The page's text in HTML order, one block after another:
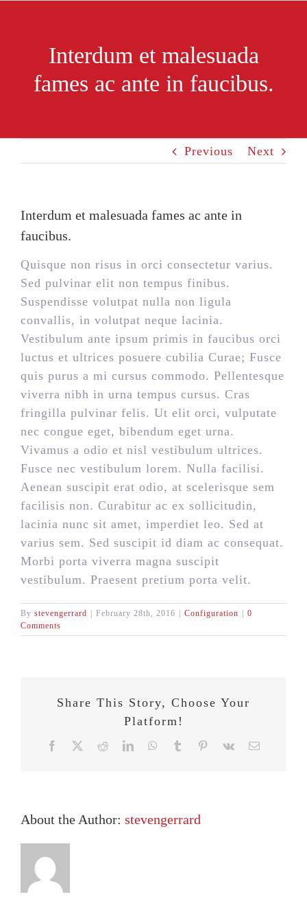
Interdum et malesuada
fames ac ante in faucibus.
Previous Next
Interdum et malesuada fames ac ante in
faucibus.
Quisque non risus in orci consectetur varius.
Sed pulvinar elit non tempus finibus.
Suspendisse volutpat nulla non ligula
convallis, in volutpat neque lacinia.
Vestibulum ante ipsum primis in faucibus orci
luctus et ultrices posuere cubilia Curae; Fusce
quis purus a mi cursus commodo. Pellentesque
viverra nibh in urna tempus cursus. Cras
fringilla pulvinar felis. Ut elit orci, vulputate
nec congue eget, bibendum eget urna.
Vivamus a odio et nisl vestibulum ultrices.
Fusce nec vestibulum lorem. Nulla facilisi.
Aenean suscipit erat odio, at scelerisque sem
facilisis non. Curabitur ac ex sollicitudin,
lacinia nunc sit amet, imperdiet leo. Sed at
varius sem. Sed suscipit id diam ac consequat.
Morbi porta viverra magna suscipit
vestibulum. Praesent pretium porta velit.
By stevengerrard February 28th, 2016 Configuration
0
Comments
Share This Story, Choose Your
Platform!
Facebook Reddit LinkedInWhatsApp
TumblrPinterest
Vk
About the Author: stevengerrard